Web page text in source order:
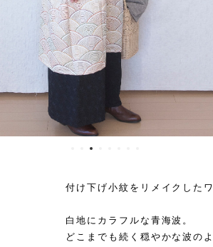
付け下げ小紋をリメイクした
白地にカラフルな青海波。
どこまでも続く穏やかな波の